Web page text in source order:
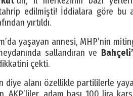
edilmişti! İddialara göre bu
yırtıldı.
yaşayan annesi, MHP’nin
sallandıran ve Bahçeli’
çekti.
diye alanı özellikle partililerle